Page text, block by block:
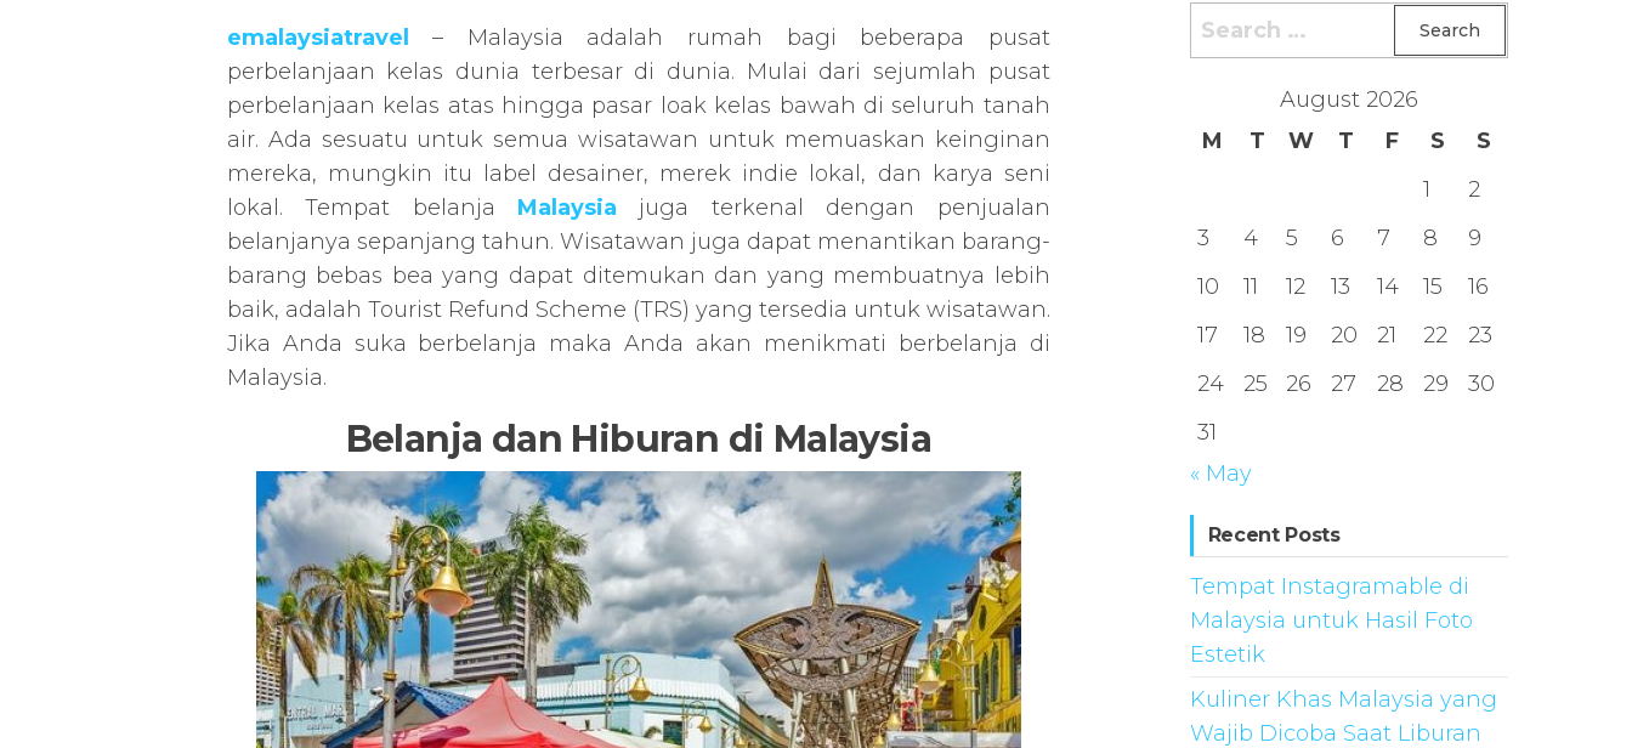
emalaysiatravel
– Malaysia adalah rumah bagi beberapa pusat
perbelanjaan kelas dunia terbesar di dunia. Mulai dari sejumlah pusat
perbelanjaan kelas atas hingga pasar loak kelas bawah di seluruh tanah
air. Ada sesuatu untuk semua wisatawan untuk memuaskan keinginan
mereka, mungkin itu label desainer, merek indie lokal, dan karya seni
lokal. Tempat belanja Malaysia juga terkenal dengan penjualan
belanjanya sepanjang tahun. Wisatawan juga dapat menantikan barang-
barang bebas bea yang dapat ditemukan dan yang membuatnya lebih
baik, adalah Tourist Refund Scheme (TRS) yang tersedia untuk wisatawan.
Jika Anda suka berbelanja maka Anda akan menikmati berbelanja di
Malaysia.
Belanja dan Hiburan di Malaysia
Search
for:
August 2026
M
T W T F S
S
1
2
3
4 5 6 7 8
9
10
11 12 13 14 15
16
17
18 19 20 21 22
23
24
25 26 27 28 29
30
31
« May
Recent Posts
Tempat Instagramable di
Malaysia untuk Hasil Foto
Estetik
Kuliner Khas Malaysia yang
Wajib Dicoba Saat Liburan